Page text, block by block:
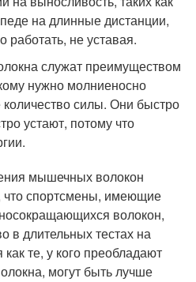
на длинные дистанции,
работать, не уставая.
служат преимуществом
нужно молниеносно
силы. Они быстро
устают, потому что
мышечных волокон
что спортсмены, имеющие
волокон,
в длительных тестах на
те, у кого преобладают
могут быть лучше